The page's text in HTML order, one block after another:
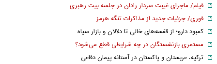
فیلم/ ماجرای غیبت سردار رادان در جلسه بیت رهبری
فوری/ جزئیات جدید از مذاکرات تنگه هرمز
کمبود دارو؛ از قفسه‌های خالی تا دلالان و بازار سیاه
مستمری بازنشستگان در چه شرایطی قطع می‌شود؟
ترکیه، عربستان و پاکستان در آستانه پیمان دفاعی